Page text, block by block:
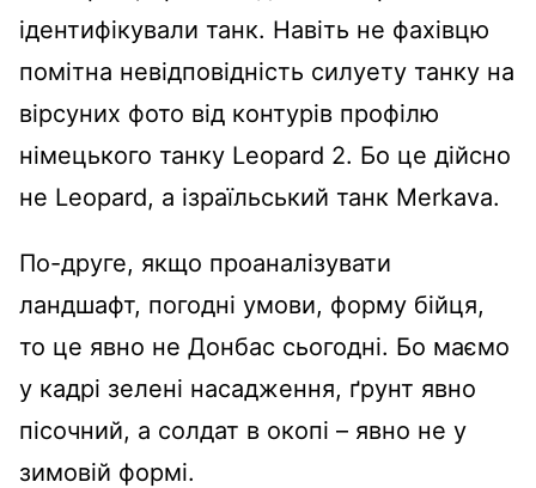
ідентифікували танк. Навіть не фахівцю
помітна невідповідність силуету танку на
вірсуних фото від контурів профілю
німецького танку Leopard 2. Бо це дійсно
не Leopard, а ізраїльський танк Merkavа.
По-друге, якщо проаналізувати
ландшафт, погодні умови, форму бійця,
то це явно не Донбас сьогодні. Бо маємо
у кадрі зелені насадження, ґрунт явно
пісочний, а солдат в окопі – явно не у
зимовій формі.